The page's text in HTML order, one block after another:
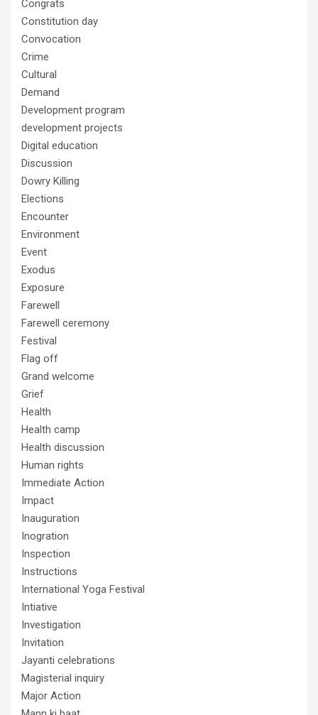
Congrats
Constitution day
Convocation
Crime
Cultural
Demand
Development program
development projects
Digital education
Discussion
Dowry Killing
Elections
Encounter
Environment
Event
Exodus
Exposure
Farewell
Farewell ceremony
Festival
Flag off
Grand welcome
Grief
Health
Health camp
Health discussion
Human rights
Immediate Action
Impact
Inauguration
Inogration
Inspection
Instructions
International Yoga Festival
Intiative
Investigation
Invitation
Jayanti celebrations
Magisterial inquiry
Major Action